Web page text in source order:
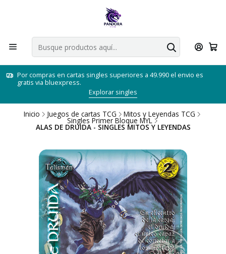
Por compras en cartas singles superiores a 49.990 el envio es
gratis via bluexpress.
Explorar singles
Inicio Juegos de cartas TCG Mitos y Leyendas TCG
Singles Primer Bloque MYL
ALAS DE DRUIDA - SINGLES MITOS Y LEYENDAS